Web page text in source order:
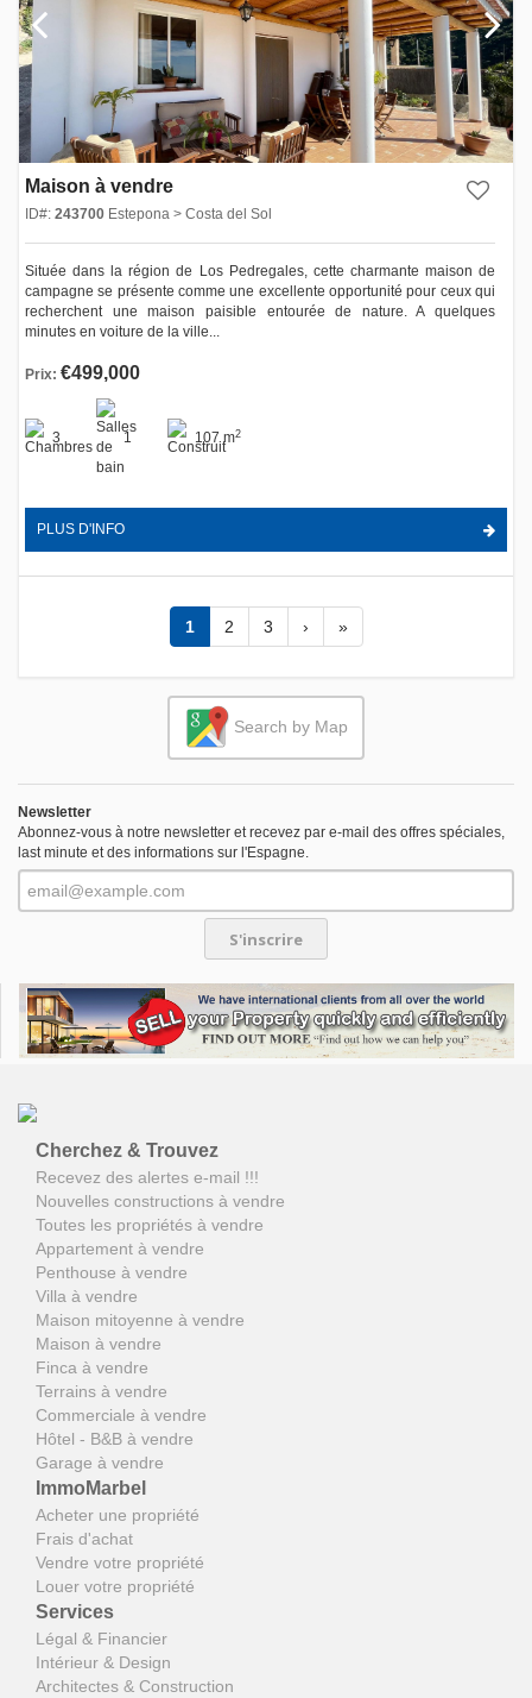
Maison à vendre
ID#: 243700 Estepona > Costa del Sol
Située dans la région de Los Pedregales, cette charmante maison de
campagne se présente comme une excellente opportunité pour ceux qui
recherchent une maison paisible entourée de nature. A quelques
minutes en voiture de la ville...
Prix: €499,000
3 1 107 m2
PLUS D'INFO
1 2 3 › »
Search by Map
Newsletter
Abonnez-vous à notre newsletter et recevez par e-mail des offres spéciales,
last minute et des informations sur l'Espagne.
S'inscrire
Cherchez & Trouvez
Recevez des alertes e-mail !!!
Nouvelles constructions à vendre
Toutes les propriétés à vendre
Appartement à vendre
Penthouse à vendre
Villa à vendre
Maison mitoyenne à vendre
Maison à vendre
Finca à vendre
Terrains à vendre
Commerciale à vendre
Hôtel - B&B à vendre
Garage à vendre
ImmoMarbel
Acheter une propriété
Frais d'achat
Vendre votre propriété
Louer votre propriété
Services
Légal & Financier
Intérieur & Design
Architectes & Construction